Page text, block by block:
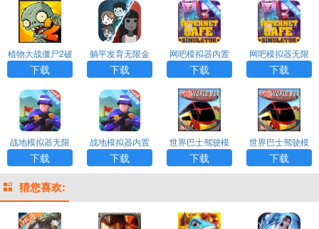
app
植物大战僵尸2破
解版下载内购免
费
下载
躺平发育无限金
币下载
下载
网吧模拟器内置
菜单版下载
下载
网吧模拟器无限
钞票中文版下载
下载
战地模拟器无限
子弹全武器解锁
下载
下载
战地模拟器内置
作弊菜单版MoD
下载
下载
世界巴士驾驶模
拟器中文版无限
金币版下载
下载
世界巴士驾驶模
拟器内置修改版
下载
下载
猜您喜欢: